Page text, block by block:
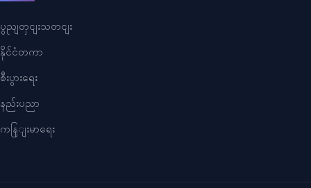
ပွညျတှငျးသတငျး
နိုင်ငံတကာ
စီးပွားရေး
နည်းပညာ
ကနြျးမာရေး